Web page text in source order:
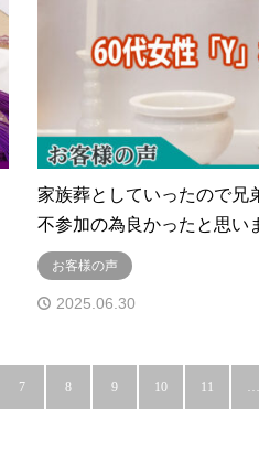
家族葬としていったので兄
不参加の為良かったと思い
お客様の声
2025.06.30
7 8 9 10 11